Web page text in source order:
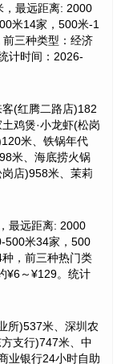
，最远距离: 2000
米14家，500米-1
三种类型：经济
计时间：2026-
(红腾二路店)182
鸡煲·小龙虾(松岗
米、铁锅年代
米、海底捞火锅
店)958米、茉莉
最远距离: 2000
500米34家，500
，前三种热门类
¥6～¥129。统计
所)537米、深圳农
支行)747米、中
业银行24小时自助